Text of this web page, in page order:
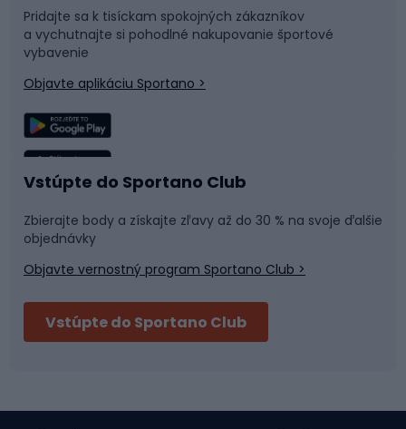
Časti bicyklov
Rybolov
Športová medicína
Bushcraft
Bikepacking
Snowboard
Plávanie
Tímové športy
Fitness a posilňovňa
Cyklistické prilby
Pridajte sa k tisíckam spokojných zákazníkov
a vychutnajte si pohodlné nakupovanie športové
vybavenie
Objavte aplikáciu Sportano >
Vstúpte do Sportano Club
Zbierajte body a získajte zľavy až do 30 % na svoje ďalšie
objednávky
Objavte vernostný program Sportano Club >
Vstúpte do Sportano Club